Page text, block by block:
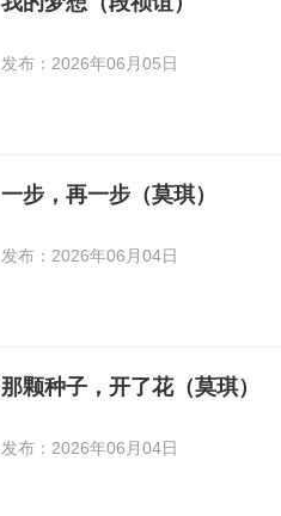
发布：2026年06月05日
一步，再一步（莫琪）
发布：2026年06月04日
那颗种子，开了花（莫琪）
发布：2026年06月04日